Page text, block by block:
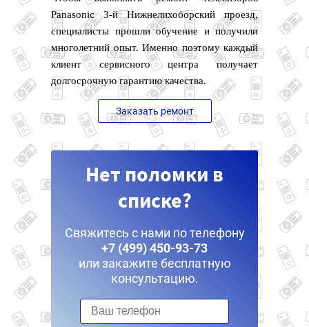
Panasonic 3-й Нижнелихоборский проезд,
специалисты прошли обучение и получили
многолетний опыт. Именно поэтому каждый
клиент сервисного центра получает
долгосрочную гарантию качества.
Заказать ремонт
Нет поломки в
списке?
Свяжитесь с нами по телефону
+7 (499) 450-93-73
или закажите бесплатную
консультацию.